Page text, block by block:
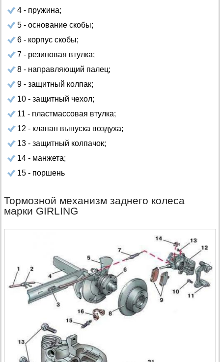
4 - пружина;
5 - основание скобы;
6 - корпус скобы;
7 - резиновая втулка;
8 - направляющий палец;
9 - защитный колпак;
10 - защитный чехол;
11 - пластмассовая втулка;
12 - клапан выпуска воздуха;
13 - защитный колпачок;
14 - манжета;
15 - поршень
Тормозной механизм заднего колеса
марки GIRLING